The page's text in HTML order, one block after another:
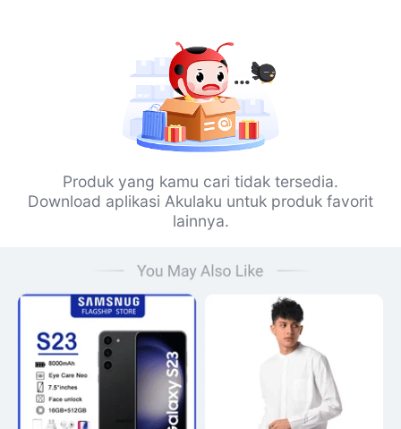
Produk yang kamu cari tidak tersedia.
Download aplikasi Akulaku untuk produk favorit
lainnya.